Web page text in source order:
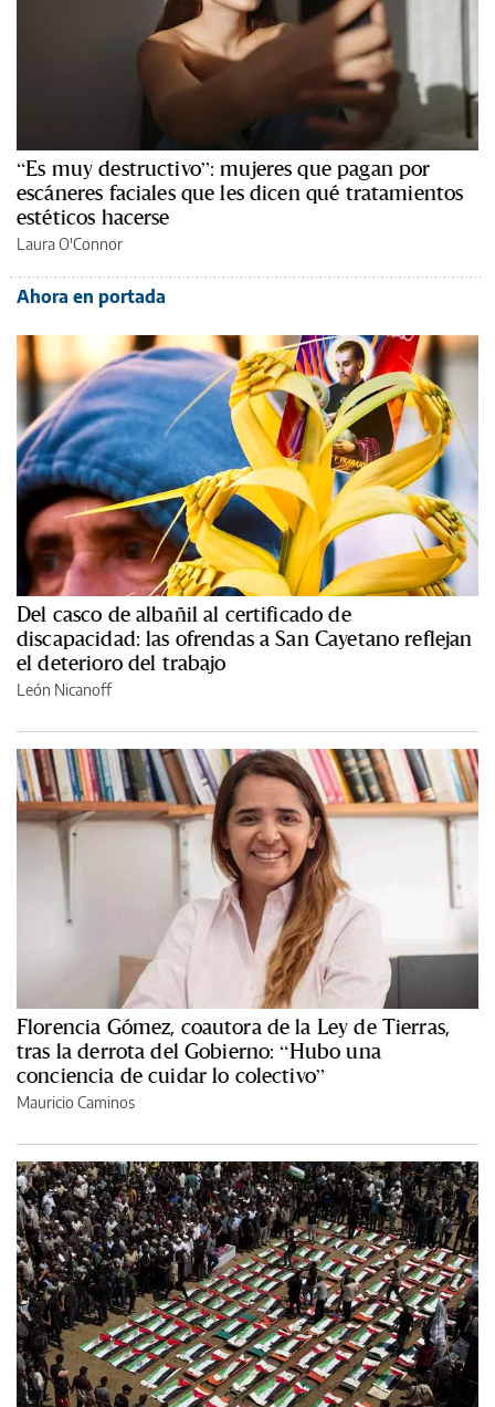
“Es muy destructivo”: mujeres que pagan por
escáneres faciales que les dicen qué tratamientos
estéticos hacerse
Laura O'Connor
Ahora en portada
Del casco de albañil al certificado de
discapacidad: las ofrendas a San Cayetano reflejan
el deterioro del trabajo
León Nicanoff
Florencia Gómez, coautora de la Ley de Tierras,
tras la derrota del Gobierno: “Hubo una
conciencia de cuidar lo colectivo”
Mauricio Caminos